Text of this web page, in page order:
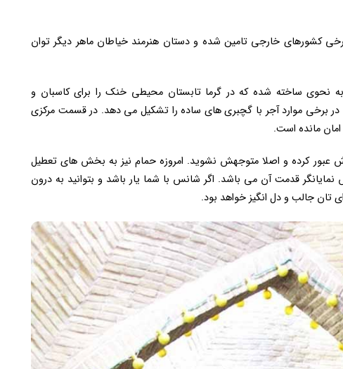
کشورهای خارجی تامین شده و دستان هنرمند خیاطان ماهر دیگر توان
به نحوی ساخته شده که در گرما تابستان محیطی خنک را برای کاسبان و
در برخی موارد آجر با گچبری های ساده را تشکیل می دهد. در قسمت مرکزی
مانده است.
عبور کرده و اصلا متوجهش نشوید. امروزه حمام نیز به بخش های تعطیل
قدمت آن می باشد. اگر شانس با شما یار باشد و بتوانید به درون
تان جالب و دل انگیز خواهد بود.